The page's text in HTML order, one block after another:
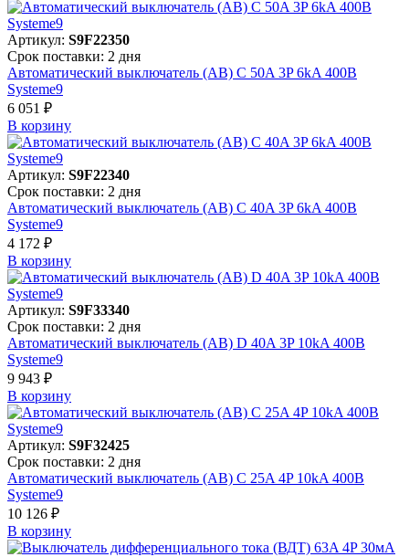
Артикул: S9F22350
Срок поставки: 2 дня
Автоматический выключатель (АВ) C 50A 3P 6kA 400В
Systeme9
6 051 ₽
В корзинy
Артикул: S9F22340
Срок поставки: 2 дня
Автоматический выключатель (АВ) C 40A 3P 6kA 400В
Systeme9
4 172 ₽
В корзинy
Артикул: S9F33340
Срок поставки: 2 дня
Автоматический выключатель (АВ) D 40A 3P 10kA 400В
Systeme9
9 943 ₽
В корзинy
Артикул: S9F32425
Срок поставки: 2 дня
Автоматический выключатель (АВ) C 25A 4P 10kA 400В
Systeme9
10 126 ₽
В корзинy